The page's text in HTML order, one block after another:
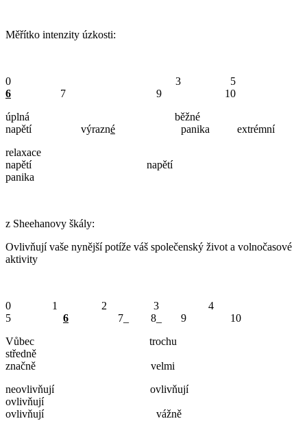
Měřítko intenzity úzkosti:
0 3 5
6 7 9 10
úplná běžné
napětí výrazné panika extrémní
relaxace
napětí napětí
panika
z Sheehanovy škály:
Ovlivňují vaše nynější potíže váš společenský život a volnočasové
aktivity
0 1 2 3 4
5 6 7_ 8_ 9 10
Vůbec trochu
středně
značně velmi
neovlivňují ovlivňují
ovlivňují
ovlivňují vážně